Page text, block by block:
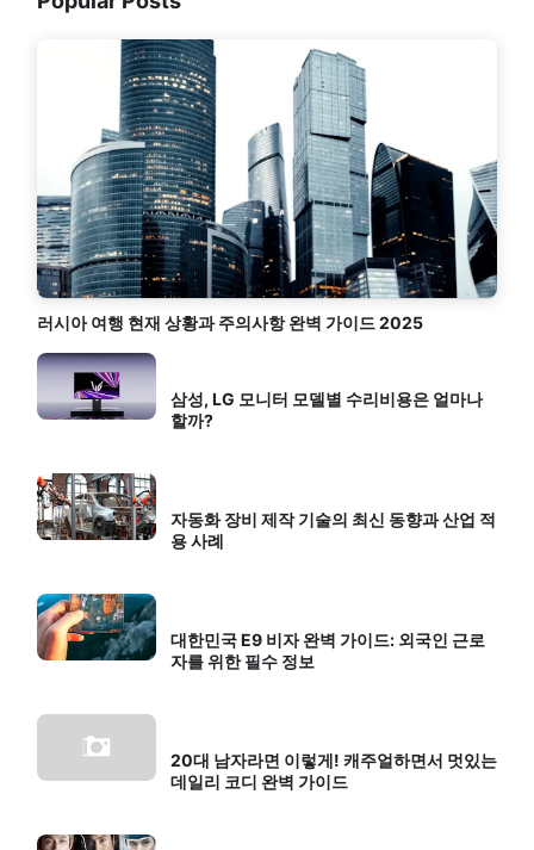
러시아 여행 현재 상황과 주의사항 완벽 가이드 2025
삼성, LG 모니터 모델별 수리비용은 얼마나
할까?
자동화 장비 제작 기술의 최신 동향과 산업 적
용 사례
대한민국 E9 비자 완벽 가이드: 외국인 근로
자를 위한 필수 정보
20대 남자라면 이렇게! 캐주얼하면서 멋있는
데일리 코디 완벽 가이드